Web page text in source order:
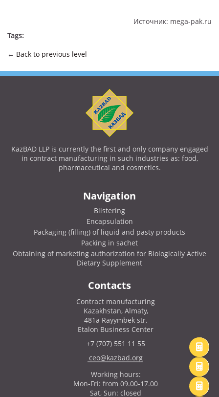
Источник: mega-pak.ru
Tags:
← Back to previous level
KazBAD LLP is currently the first and only company engaged
in contract manufacturing in such industries as: food,
pharmaceutical and cosmetics.
Navigation
Blistering
Encapsulation
Packaging (filling) of liquid and pasty products
Packing in sachet
Obtaining of marketing authorization for Biologically Active
Dietary Supplement
Contacts
Contract manufacturing
Kazakhstan, Almaty,
481a Rayymbek str.
Etalon Business Center
+7 (707) 551 11 55
ceo@kazbad.org
Working hours:
Mon-Fri: from 09.00-17.00
Sat, Sun: closed